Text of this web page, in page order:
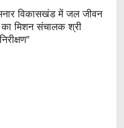
विकासखंड में जल जीवन
मिशन संचालक श्री